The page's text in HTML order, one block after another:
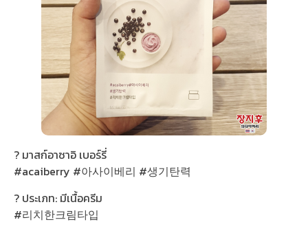
? มาสก์อาซาอิ เบอร์รี่
#acaiberry #아사이베리 #생기탄력
? ประเภท: มีเนื้อครีม
#리치한크림타입